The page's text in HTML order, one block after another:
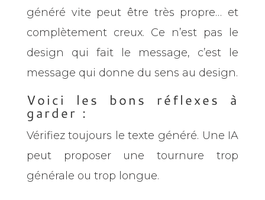
généré vite peut être très propre… et
complètement creux. Ce n’est pas le
design qui fait le message, c’est le
message qui donne du sens au design.
Voici les bons réflexes à
garder :
Vérifiez toujours le texte généré. Une IA
peut proposer une tournure trop
générale ou trop longue.